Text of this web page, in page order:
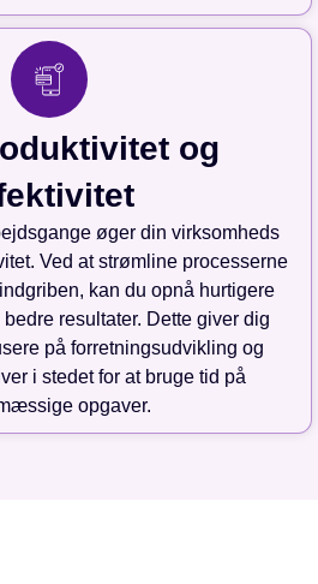
og
øger din virksomheds
Ved at strømline processerne
kan du opnå hurtigere
resultater. Dette giver dig
på forretningsudvikling og
i stedet for at bruge tid på
opgaver.